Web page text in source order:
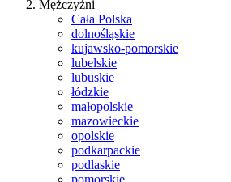
Mężczyźni
Cała Polska
dolnośląskie
kujawsko-pomorskie
lubelskie
lubuskie
łódzkie
małopolskie
mazowieckie
opolskie
podkarpackie
podlaskie
pomorskie